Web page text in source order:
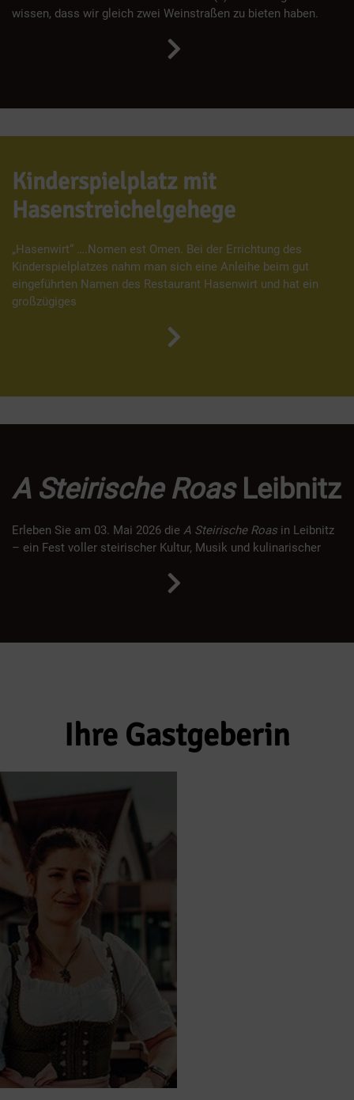
wissen, dass wir gleich zwei Weinstraßen zu bieten haben.
Kinderspielplatz mit
Hasenstreichelgehege
„Hasenwirt“ ….Nomen est Omen. Bei der Errichtung des
Kinderspielplatzes nahm man sich eine Anleihe beim gut
eingeführten Namen des Restaurant Hasenwirt und hat ein
großzügiges
A Steirische RoasLeibnitz
Erleben Sie am 03. Mai 2026 die A Steirische Roas in Leibnitz
– ein Fest voller steirischer Kultur, Musik und kulinarischer
Ihre Gastgeberin
Carina Deutscher
Hotel Direktorin